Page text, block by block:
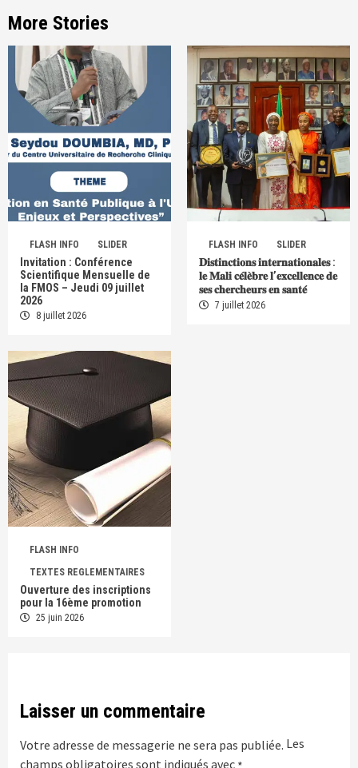
More Stories
FLASH INFO SLIDER
Invitation : Conférence
Scientifique Mensuelle de
la FMOS – Jeudi 09 juillet
2026
8 juillet 2026
FLASH INFO SLIDER
𝐃𝐢𝐬𝐭𝐢𝐧𝐜𝐭𝐢𝐨𝐧𝐬 𝐢𝐧𝐭𝐞𝐫𝐧𝐚𝐭𝐢𝐨𝐧𝐚𝐥𝐞𝐬 :
𝐥𝐞 𝐌𝐚𝐥𝐢 𝐜𝐞́𝐥𝐞̀𝐛𝐫𝐞 𝐥’𝐞𝐱𝐜𝐞𝐥𝐥𝐞𝐧𝐜𝐞 𝐝𝐞
𝐬𝐞𝐬 𝐜𝐡𝐞𝐫𝐜𝐡𝐞𝐮𝐫𝐬 𝐞𝐧 𝐬𝐚𝐧𝐭𝐞́
7 juillet 2026
FLASH INFO
TEXTES REGLEMENTAIRES
Ouverture des inscriptions
pour la 16ème promotion
25 juin 2026
Laisser un commentaire
Votre adresse de messagerie ne sera pas publiée. Les
champs obligatoires sont indiqués avec